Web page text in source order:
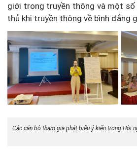
giới trong truyền thông và một số
thủ khi truyền thông về bình đẳng
Các cán bộ tham gia phát biểu ý kiến trong Hội